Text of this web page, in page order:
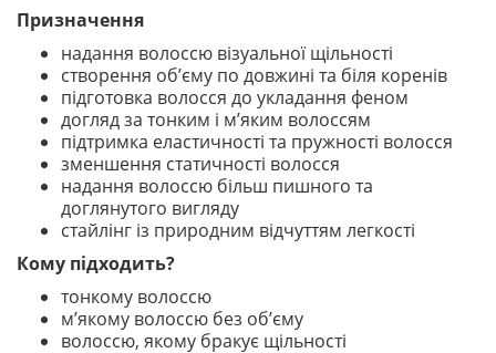
Призначення
надання волоссю візуальної щільності
створення об’єму по довжині та біля коренів
підготовка волосся до укладання феном
догляд за тонким і м’яким волоссям
підтримка еластичності та пружності волосся
зменшення статичності волосся
надання волоссю більш пишного та
доглянутого вигляду
стайлінг із природним відчуттям легкості
Кому підходить?
тонкому волоссю
м’якому волоссю без об’єму
волоссю, якому бракує щільності